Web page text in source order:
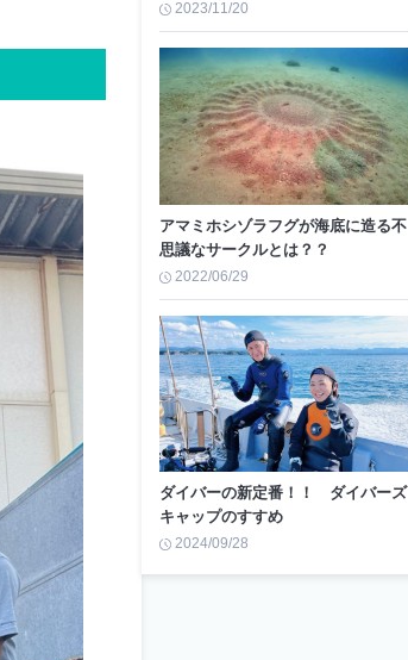
2023/11/20
アマミホシゾラフグが海底に造る不
思議なサークルとは？？
2022/06/29
ダイバーの新定番！！ ダイバーズ
キャップのすすめ
2024/09/28